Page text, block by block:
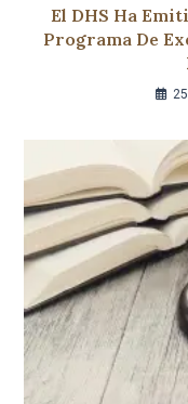
El DHS Ha
Programa De